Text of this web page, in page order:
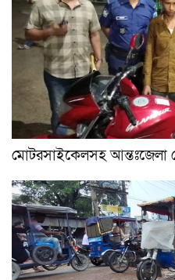
মোটরসাইকেলসহ আন্তঃজেলা